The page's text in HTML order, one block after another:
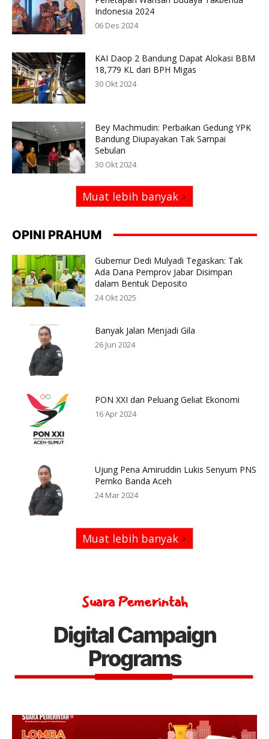
Indonesia 2024
06 Des 2024
KAI Daop 2 Bandung Dapat Alokasi BBM
18,779 KL dari BPH Migas
30 Okt 2024
Bey Machmudin: Perbaikan Gedung YPK
Bandung Diupayakan Tak Sampai
Sebulan
30 Okt 2024
Muat lebih banyak
OPINI PRAHUM
Gubernur Dedi Mulyadi Tegaskan: Tak
Ada Dana Pemprov Jabar Disimpan
dalam Bentuk Deposito
24 Okt 2025
Banyak Jalan Menjadi Gila
26 Jun 2024
PON XXI dan Peluang Geliat Ekonomi
16 Apr 2024
Ujung Pena Amiruddin Lukis Senyum PNS
Pemko Banda Aceh
24 Mar 2024
Muat lebih banyak
Suara Pemerintah
Digital Campaign
Programs